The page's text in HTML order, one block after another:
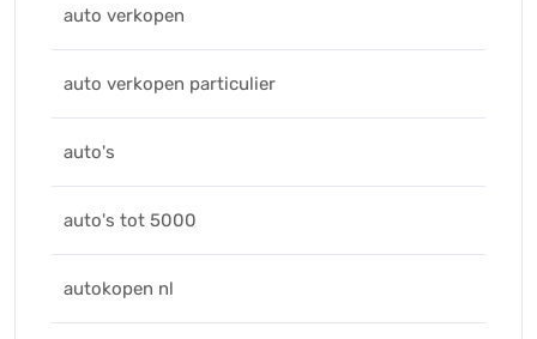
auto verkopen
auto verkopen particulier
auto's
auto's tot 5000
autokopen nl